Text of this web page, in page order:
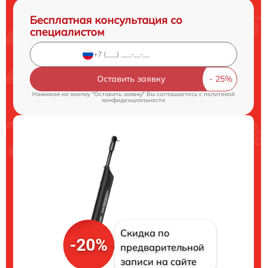
Бесплатная консультация со
специалистом
Оставить заявку
Нажимая на кнопку "Оставить заявку" Вы соглашаетесь cполитикой
конфиденциальности
-20%
Скидка по
предварительной
записи на сайте